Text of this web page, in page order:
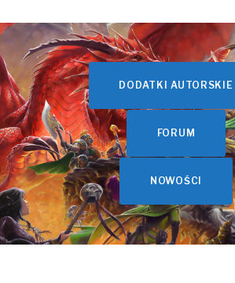
DODATKI AUTORSKIE
FORUM
NOWOŚCI